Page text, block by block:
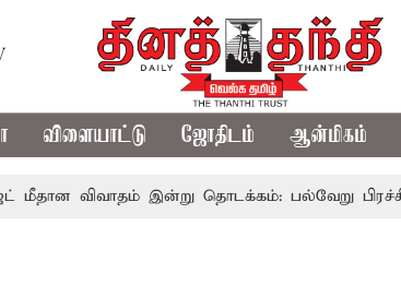
விளையாட்டு ஜோதிடம் ஆன்மிகம்
இன்று தொடக்கம்: பல்வேறு பிரச்சினைகளை